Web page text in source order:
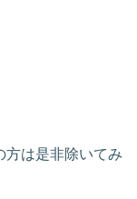
方は是非除いてみ